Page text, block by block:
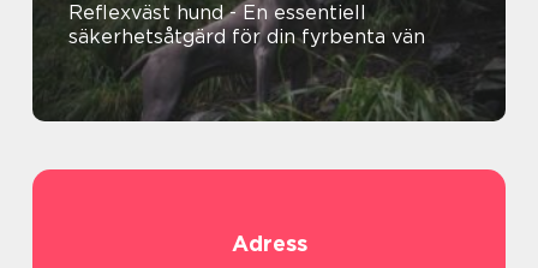
Reflexväst hund - En essentiell
säkerhetsåtgärd för din fyrbenta vän
Adress